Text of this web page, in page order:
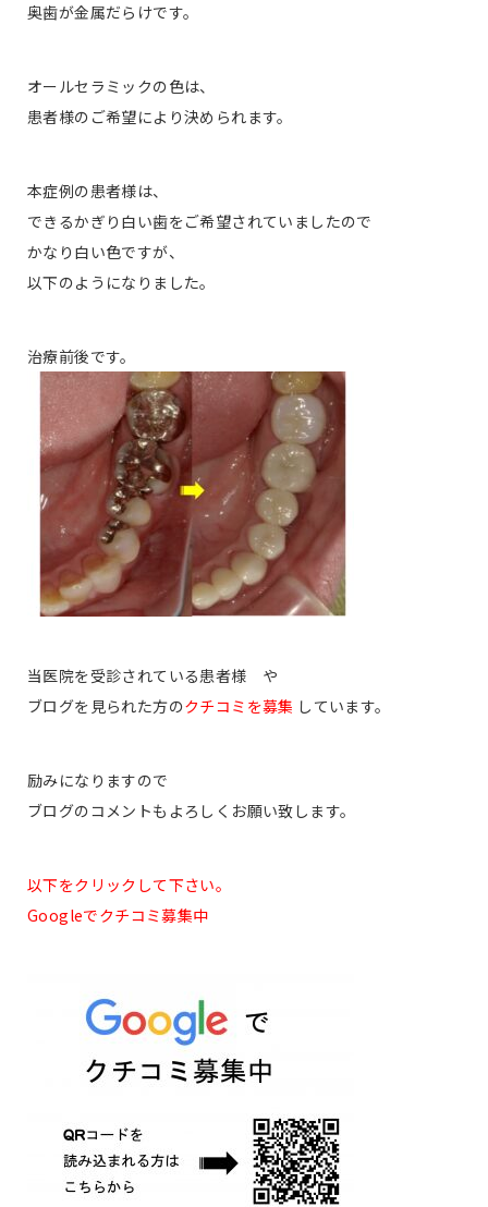
奥歯が金属だらけです。
オールセラミックの色は、
患者様のご希望により決められます。
本症例の患者様は、
できるかぎり白い歯をご希望されていましたので
かなり白い色ですが、
以下のようになりました。
治療前後です。
当医院を受診されている患者様 や
ブログを見られた方のクチコミを募集 しています。
励みになりますので
ブログのコメントもよろしくお願い致します。
以下をクリックして下さい。
Googleでクチコミ募集中